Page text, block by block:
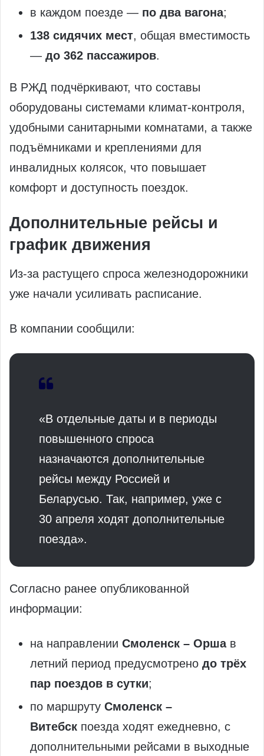
в каждом поезде — по два вагона;
138 сидячих мест, общая вместимость
— до 362 пассажиров.
В РЖД подчёркивают, что составы
оборудованы системами климат-контроля,
удобными санитарными комнатами, а также
подъёмниками и креплениями для
инвалидных колясок, что повышает
комфорт и доступность поездок.
Дополнительные рейсы и
график движения
Из-за растущего спроса железнодорожники
уже начали усиливать расписание.
В компании сообщили:
«В отдельные даты и в периоды
повышенного спроса
назначаются дополнительные
рейсы между Россией и
Беларусью. Так, например, уже с
30 апреля ходят дополнительные
поезда».
Согласно ранее опубликованной
информации:
на направлении Смоленск – Оршав
летний период предусмотрено до трёх
пар поездов в сутки;
по маршруту Смоленск –
Витебск поезда ходят ежедневно, с
дополнительными рейсами в выходные